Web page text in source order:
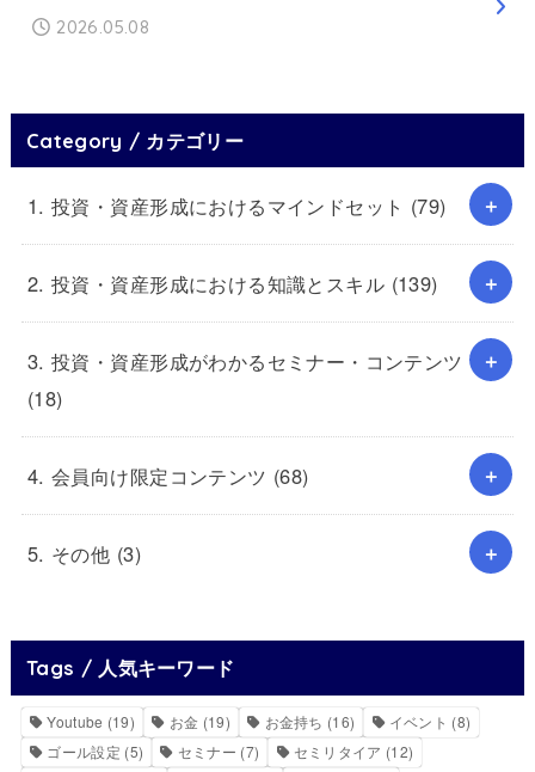
2026.05.08
Category / カテゴリー
1. 投資・資産形成におけるマインドセット (79)
2. 投資・資産形成における知識とスキル (139)
3. 投資・資産形成がわかるセミナー・コンテンツ
(18)
4. 会員向け限定コンテンツ (68)
5. その他 (3)
Tags / 人気キーワード
Youtube (19) お金 (19) お金持ち (16) イベント (8)
ゴール設定 (5) セミナー (7) セミリタイア (12)